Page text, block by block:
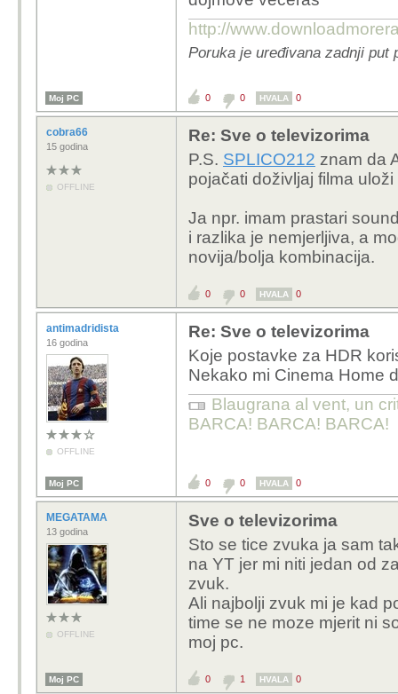
115Mbps, a tu brzinu
2. adaptera (npr.
ue305-usb-3-0-
Ne možeš s
porta na TV-u) jer je
http://
Poruka je uređivana zadnji put
Moj PC 0 0 HVALA 0
cobra66
15 godina
OFFLINE
Re: Sve o televizorima
P.S. SPLICO212 znam da
pojačati doživljaj filma
Ja npr. imam prastari
i razlika je nemjerljiva, a
novija/bolja kombinacija.
0 0 HVALA 0
antimadridista
16 godina
OFFLINE
Re: Sve o televizorima
Koje postavke za HDR
Nekako mi Cinema Home
Blaugrana al vent, un
BARCA! BARCA! BARCA!
Moj PC 0 0 HVALA 0
MEGATAMA
13 godina
OFFLINE
Sve o televizorima
Sto se tice zvuka ja sam
na YT jer mi niti jedan od
zvuk.
Ali najbolji zvuk mi je kad
time se ne moze mjerit ni
moj pc.
Moj PC 0 1 HVALA 0